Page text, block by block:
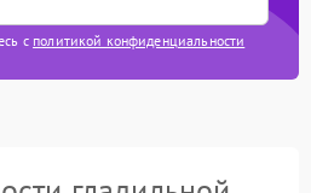
с политикой конфиденциальности